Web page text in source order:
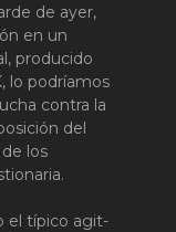
de ayer,
en un
producido
lo podríamos
contra la
del
los
el típico agit-